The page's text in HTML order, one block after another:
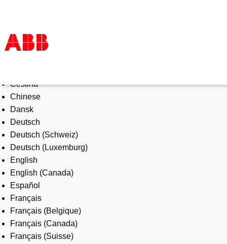
Products & Solutions
Industries
Services
About us
Where to buy
Contact us
Careers
Čeština
Chinese
Dansk
Deutsch
Deutsch (Schweiz)
Deutsch (Luxemburg)
English
English (Canada)
Español
Français
Français (Belgique)
Français (Canada)
Français (Suisse)